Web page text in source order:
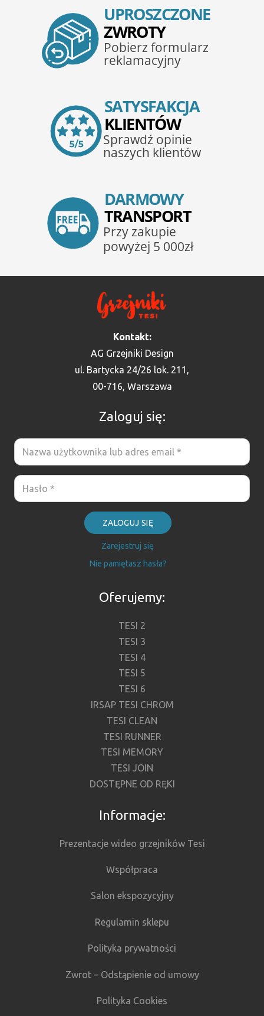
Kontakt:
AG Grzejniki Design
ul. Bartycka 24/26 lok. 211,
00-716, Warszawa
Zaloguj się:
ZALOGUJ SIĘ
Zarejestruj się
Nie pamiętasz hasła?
Oferujemy:
TESI 2
TESI 3
TESI 4
TESI 5
TESI 6
IRSAP TESI CHROM
TESI CLEAN
TESI RUNNER
TESI MEMORY
TESI JOIN
DOSTĘPNE OD RĘKI
Informacje:
Prezentacje wideo grzejników Tesi
Współpraca
Salon ekspozycyjny
Regulamin sklepu
Polityka prywatności
Zwrot – Odstąpienie od umowy
Polityka Cookies